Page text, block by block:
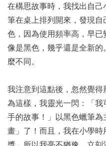
在構思故事時，我找出自
筆在桌上排列開來，發現
色，因為使用頻率高，早已
像是黑色，幾乎還是全新
麼不同。
我注意到這點後，忽然覺
為這樣，我靈光一閃：「
手的故事！」以黑色蠟筆為
畫」了！而且，我在小學